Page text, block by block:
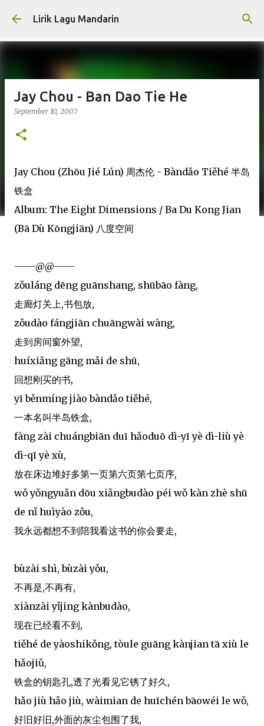
Skip to main content
Lirik Lagu Mandarin
Jay Chou - Ban Dao Tie He
September 10, 2007
Jay Chou (Zhōu Jié Lún) 周杰伦 - Bàndǎo Tiěhé 半岛
铁盒
Album: The Eight Dimensions / Ba Du Kong Jian
(Bā Dù Kōngjiān) 八度空间
-----@@-----
zǒuláng dēng guānshang, shūbāo fàng,
走廊灯关上,书包放,
zǒudào fángjiān chuāngwài wàng,
走到房间窗外望,
huíxiǎng gāng mǎi de shū,
回想刚买的书,
yī běnmíng jiào bàndǎo tiěhé,
一本名叫半岛铁盒,
fàng zài chuángbiān duī hǎoduō dì-yī yè dì-liù yè
dì-qī yè xù,
放在床边堆好多第一页第六页第七页序,
wǒ yǒngyuǎn dōu xiǎngbudào péi wǒ kàn zhè shū
de nǐ huìyào zǒu,
我永远都想不到陪我看这书的你会要走,
bùzài shì, bùzài yǒu,
不再是,不再有,
xiànzài yǐjing kànbudào,
现在已经看不到,
tiěhé de yàoshikǒng, tòule guāng kànjian tā xiù le
hǎojiǔ,
铁盒的钥匙孔,透了光看见它锈了好久,
hǎo jiù hǎo jiù, wàimian de huīchén bāowéi le wǒ,
好旧好旧,外面的灰尘包围了我,